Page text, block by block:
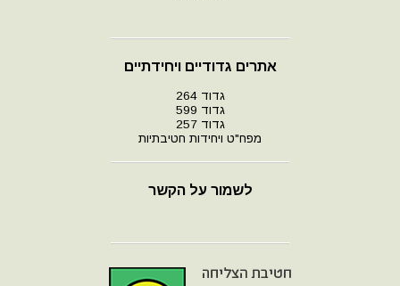
אתרים גדודיים ויחידתיים
גדוד 264
גדוד 599
גדוד 257
מפח"ט ויחידות חטיבתיות
לשמור על הקשר